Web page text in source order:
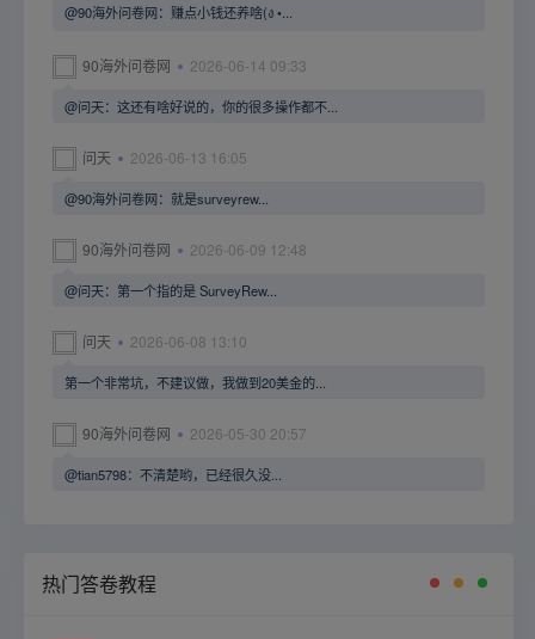
@90海外问卷网：赚点小钱还养啥(ง •...
90海外问卷网 2026-06-14 09:33
@问天：这还有啥好说的，你的很多操作都不...
问天 2026-06-13 16:05
@90海外问卷网：就是surveyrew...
90海外问卷网 2026-06-09 12:48
@问天：第一个指的是 SurveyRew...
问天 2026-06-08 13:10
第一个非常坑，不建议做，我做到20美金的...
90海外问卷网 2026-05-30 20:57
@tian5798：不清楚哟，已经很久没...
热门答卷教程